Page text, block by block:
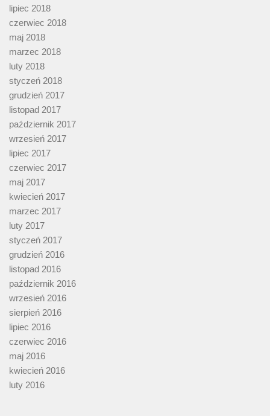
lipiec 2018
czerwiec 2018
maj 2018
marzec 2018
luty 2018
styczeń 2018
grudzień 2017
listopad 2017
październik 2017
wrzesień 2017
lipiec 2017
czerwiec 2017
maj 2017
kwiecień 2017
marzec 2017
luty 2017
styczeń 2017
grudzień 2016
listopad 2016
październik 2016
wrzesień 2016
sierpień 2016
lipiec 2016
czerwiec 2016
maj 2016
kwiecień 2016
luty 2016